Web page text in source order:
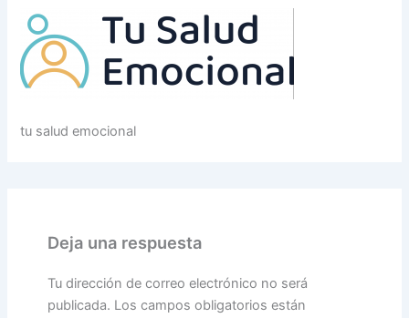
tu salud emocional
Deja una respuesta
Tu dirección de correo electrónico no será
publicada. Los campos obligatorios están